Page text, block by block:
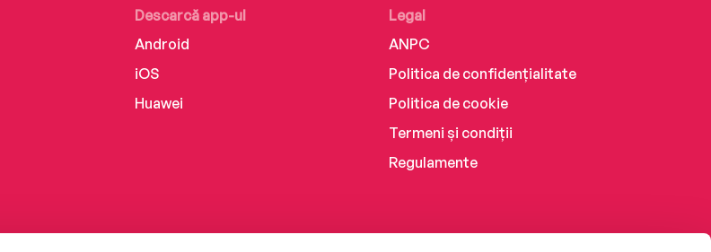
Descarcă app-ul
Android
iOS
Huawei
Legal
ANPC
Politica de confidențialitate
Politica de cookie
Termeni și condiții
Regulamente